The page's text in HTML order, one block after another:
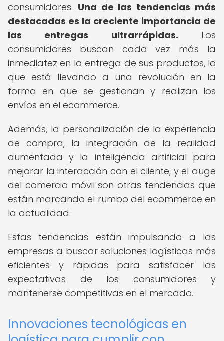
consumidores. Una de las tendencias más
destacadas es la creciente importancia de
las entregas ultrarrápidas. Los
consumidores buscan cada vez más la
inmediatez en la entrega de sus productos, lo
que está llevando a una revolución en la
forma en que se gestionan y realizan los
envíos en el ecommerce.
Además, la personalización de la experiencia
de compra, la integración de la realidad
aumentada y la inteligencia artificial para
mejorar la interacción con el cliente, y el auge
del comercio móvil son otras tendencias que
están marcando el rumbo del ecommerce en
la actualidad.
Estas tendencias están impulsando a las
empresas a buscar soluciones logísticas más
eficientes y rápidas para satisfacer las
expectativas de los consumidores y
mantenerse competitivas en el mercado.
Innovaciones tecnológicas en